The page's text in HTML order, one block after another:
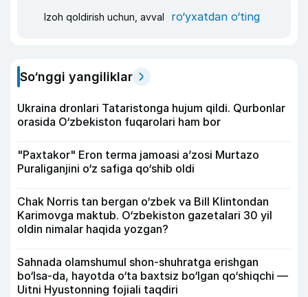
Izoh qoldirish uchun, avval ro‘yxatdan o‘ting
So‘nggi yangiliklar
Ukraina dronlari Tataristonga hujum qildi. Qurbonlar
orasida O‘zbekiston fuqarolari ham bor
"Paxtakor" Eron terma jamoasi a’zosi Murtazo
Puraliganjini o‘z safiga qo‘shib oldi
Chak Norris tan bergan o‘zbek va Bill Klintondan
Karimovga maktub. O‘zbekiston gazetalari 30 yil
oldin nimalar haqida yozgan?
Sahnada olamshumul shon-shuhratga erishgan
bo‘lsa-da, hayotda o‘ta baxtsiz bo‘lgan qo‘shiqchi —
Uitni Hyustonning fojiali taqdiri